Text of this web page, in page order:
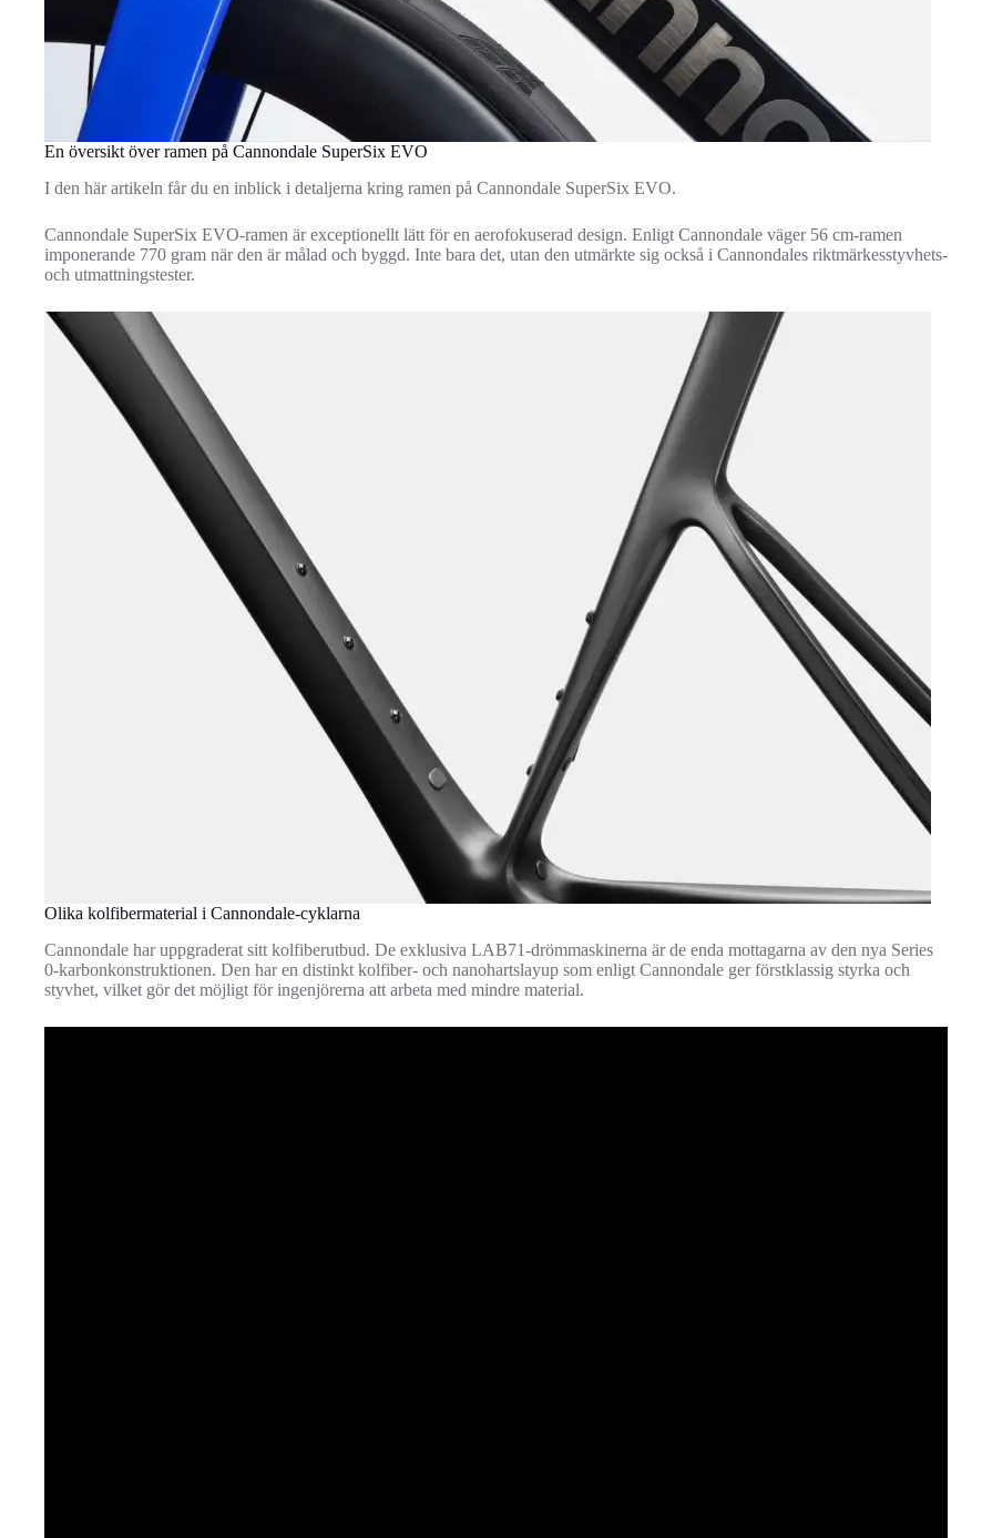
En översikt över ramen på Cannondale SuperSix EVO
I den här artikeln får du en inblick i detaljerna kring ramen på Cannondale SuperSix EVO.
Cannondale SuperSix EVO-ramen är exceptionellt lätt för en aerofokuserad design. Enligt Cannondale väger 56 cm-ramen
imponerande 770 gram när den är målad och byggd. Inte bara det, utan den utmärkte sig också i Cannondales riktmärkesstyvhets-
och utmattningstester.
Olika kolfibermaterial i Cannondale-cyklarna
Cannondale har uppgraderat sitt kolfiberutbud. De exklusiva LAB71-drömmaskinerna är de enda mottagarna av den nya Series
0-karbonkonstruktionen. Den har en distinkt kolfiber- och nanohartslayup som enligt Cannondale ger förstklassig styrka och
styvhet, vilket gör det möjligt för ingenjörerna att arbeta med mindre material.